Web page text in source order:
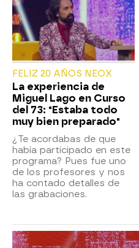
FELIZ 20 AÑOS NEOX
La experiencia de
Miguel Lago en Curso
del 73: "Estaba todo
muy bien preparado"
¿Te acordabas de que
había participado en este
programa? Pues fue uno
de los profesores y nos
ha contado detalles de
las grabaciones.